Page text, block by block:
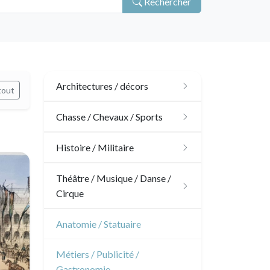
Architectures / décors
Architecture
Architecture d'intérieur
Chasse / Chevaux / Sports
Chasse
Sports
Histoire / Militaire
Militaire
Napoléon et Empire
Théâtre / Musique / Danse /
Cirque
Théâtre
Anatomie / Statuaire
Métiers / Publicité /